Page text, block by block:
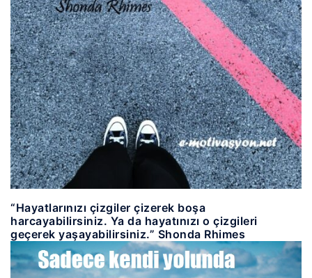
“Hayatlarınızı çizgiler çizerek boşa
harcayabilirsiniz. Ya da hayatınızı o çizgileri
geçerek yaşayabilirsiniz.” Shonda Rhimes